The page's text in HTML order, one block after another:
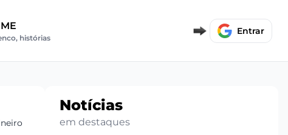
histórias
Entrar
Notícias
em destaques